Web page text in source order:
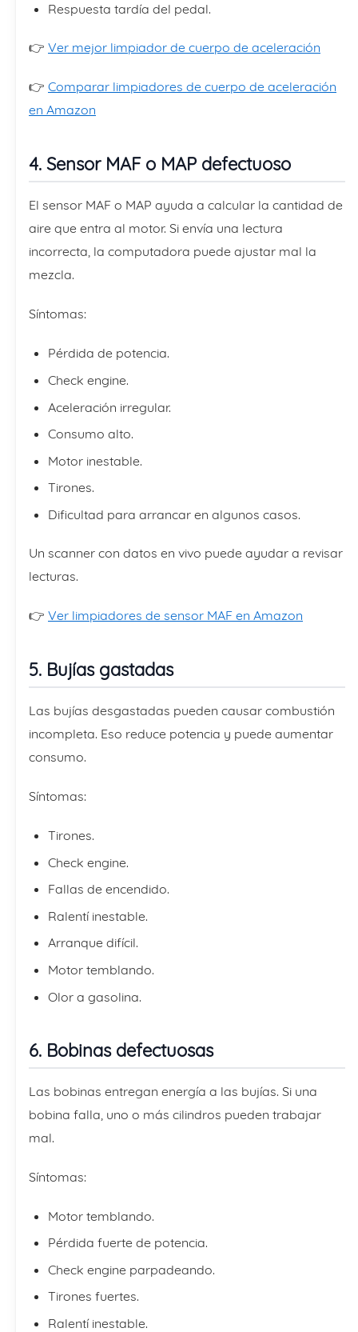
Respuesta tardía del pedal.
👉 Ver mejor limpiador de cuerpo de aceleración
👉 Comparar limpiadores de cuerpo de aceleración
en Amazon
4. Sensor MAF o MAP defectuoso
El sensor MAF o MAP ayuda a calcular la cantidad de
aire que entra al motor. Si envía una lectura
incorrecta, la computadora puede ajustar mal la
mezcla.
Síntomas:
Pérdida de potencia.
Check engine.
Aceleración irregular.
Consumo alto.
Motor inestable.
Tirones.
Dificultad para arrancar en algunos casos.
Un scanner con datos en vivo puede ayudar a revisar
lecturas.
👉 Ver limpiadores de sensor MAF en Amazon
5. Bujías gastadas
Las bujías desgastadas pueden causar combustión
incompleta. Eso reduce potencia y puede aumentar
consumo.
Síntomas:
Tirones.
Check engine.
Fallas de encendido.
Ralentí inestable.
Arranque difícil.
Motor temblando.
Olor a gasolina.
6. Bobinas defectuosas
Las bobinas entregan energía a las bujías. Si una
bobina falla, uno o más cilindros pueden trabajar
mal.
Síntomas:
Motor temblando.
Pérdida fuerte de potencia.
Check engine parpadeando.
Tirones fuertes.
Ralentí inestable.